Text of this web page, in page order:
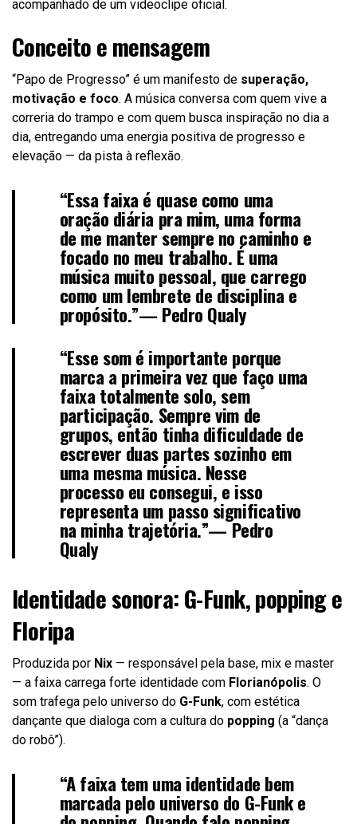
acompanhado de um videoclipe oficial.
Conceito e mensagem
“Papo de Progresso” é um manifesto de superação,
motivação e foco. A música conversa com quem vive a
correria do trampo e com quem busca inspiração no dia a
dia, entregando uma energia positiva de progresso e
elevação — da pista à reflexão.
“Essa faixa é quase como uma
oração diária pra mim, uma forma
de me manter sempre no caminho e
focado no meu trabalho. É uma
música muito pessoal, que carrego
como um lembrete de disciplina e
propósito.”— Pedro Qualy
“Esse som é importante porque
marca a primeira vez que faço uma
faixa totalmente solo, sem
participação. Sempre vim de
grupos, então tinha dificuldade de
escrever duas partes sozinho em
uma mesma música. Nesse
processo eu consegui, e isso
representa um passo significativo
na minha trajetória.”—Pedro
Qualy
Identidade sonora: G-Funk, popping e
Floripa
Produzida por Nix — responsável pela base, mix e master
— a faixa carrega forte identidade com Florianópolis. O
som trafega pelo universo do G-Funk, com estética
dançante que dialoga com a cultura do popping (a “dança
do robô”).
“A faixa tem uma identidade bem
marcada pelo universo do G-Funk e